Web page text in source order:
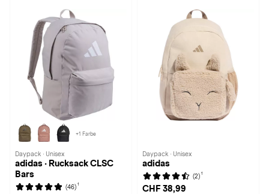
+1 Farbe
Daypack · Unisex
adidas · Rucksack CLSC
Bars
(46) 1
Daypack · Unisex
adidas
(2) 1
CHF 38,99